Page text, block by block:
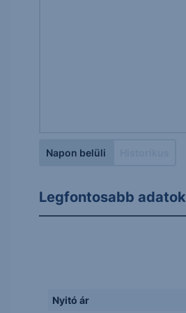
Napon belüli
Legfontosabb adatok
Nyitó ár